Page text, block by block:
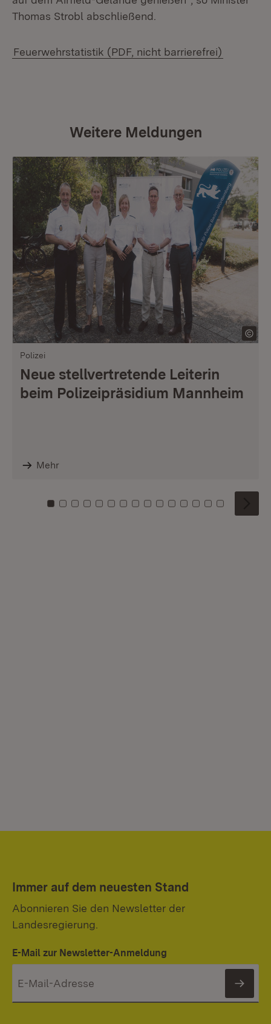
Thomas Strobl abschließend.
Feuerwehrstatistik (PDF, nicht barrierefrei)
Weitere Meldungen
Polizei
Neue stellvertretende Leiterin
beim Polizeipräsidium Mannheim
Mehr
Zu Kachel: 0
Zu Kachel: 1
Zu Kachel: 2
Zu Kachel: 3
Zu Kachel: 4
Zu Kachel: 5
Zu Kachel: 6
Zu Kachel: 7
Zu Kachel: 8
Zu Kachel: 9
Zu Kachel: 10
Zu Kachel: 11
Zu Kachel: 12
Zu Kachel:
Zu
Immer auf dem neuesten Stand
Abonnieren Sie den Newsletter der
Landesregierung.
E-Mail zur Newsletter-Anmeldung